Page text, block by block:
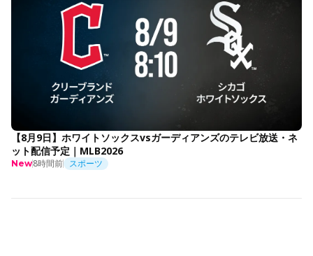
【8月9日】ホワイトソックスvsガーディアンズのテレビ放送・ネ
ット配信予定｜MLB2026
New8時間前 スポーツ